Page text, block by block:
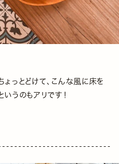
ょっとどけて、こんな風に床を
うのもアリです！